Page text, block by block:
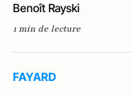
Benoît Rayski
1 min de lecture
FAYARD